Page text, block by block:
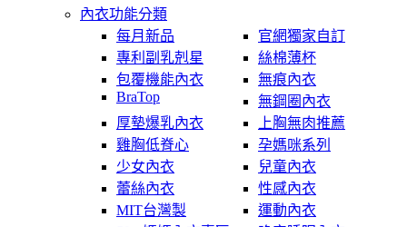
內衣功能分類
每月新品
官網獨家自訂
專利副乳剋星
絲棉薄杯
包覆機能內衣
無痕內衣
BraTop
無鋼圈內衣
厚墊爆乳內衣
上胸無肉推薦
雞胸低脊心
孕媽咪系列
少女內衣
兒童內衣
蕾絲內衣
性感內衣
MIT台灣製
運動內衣